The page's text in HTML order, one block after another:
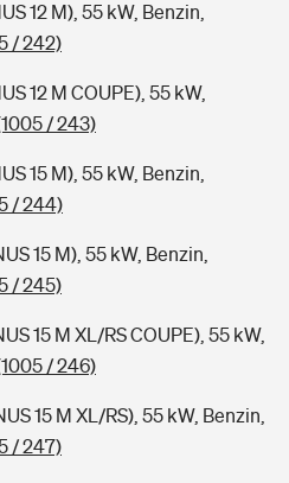
12 M), 55 kW, Benzin,
/ 242)
12 M COUPE), 55 kW,
/ 243)
15 M), 55 kW, Benzin,
/ 244)
15 M), 55 kW, Benzin,
/ 245)
15 M XL/RS COUPE), 55 kW,
/ 246)
15 M XL/RS), 55 kW, Benzin,
/ 247)